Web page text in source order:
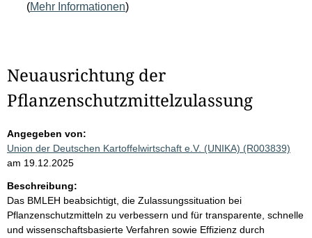
(Mehr Informationen)
Neuausrichtung der
Pflanzenschutzmittelzulassung
Angegeben von:
Union der Deutschen Kartoffelwirtschaft e.V. (UNIKA) (R003839)
am 19.12.2025
Beschreibung:
Das BMLEH beabsichtigt, die Zulassungssituation bei
Pflanzenschutzmitteln zu verbessern und für transparente, schnelle
und wissenschaftsbasierte Verfahren sowie Effizienz durch